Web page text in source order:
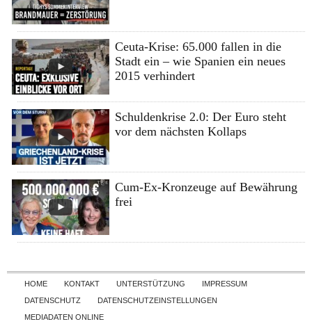
Ceuta-Krise: 65.000 fallen in die
Stadt ein – wie Spanien ein neues
2015 verhindert
Schuldenkrise 2.0: Der Euro steht
vor dem nächsten Kollaps
Cum-Ex-Kronzeuge auf Bewährung
frei
Skip to content
HOME KONTAKT UNTERSTÜTZUNG
IMPRESSUM
DATENSCHUTZ
DATENSCHUTZEINSTELLUNGEN
MEDIADATEN ONLINE